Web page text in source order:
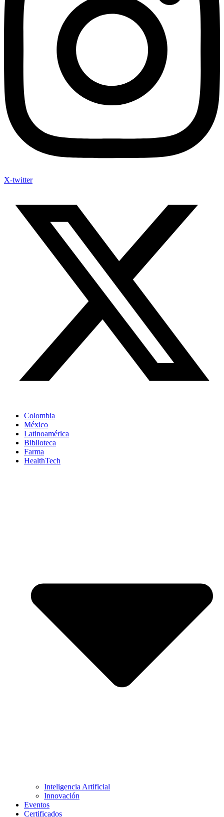
X-twitter
Colombia
México
Latinoamérica
Biblioteca
Farma
HealthTech
Inteligencia Artificial
Innovación
Eventos
Certificados